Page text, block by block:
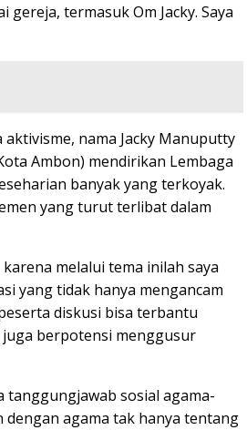
termasuk Om Jacky. Saya
nama Jacky Manuputty
Ambon) mendirikan Lembaga
banyak yang terkoyak.
yang turut terlibat dalam
melalui tema inilah saya
yang tidak hanya mengancam
diskusi bisa terbantu
berpotensi menggusur
tanggungjawab sosial agama-
dengan agama tak hanya tentang